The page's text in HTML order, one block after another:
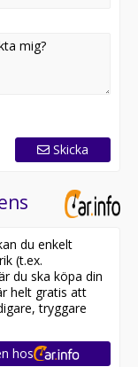
en personlig
och trygghet
Skicka
du enkelt
(t.ex.
du ska köpa din
helt gratis att
tryggare
hos